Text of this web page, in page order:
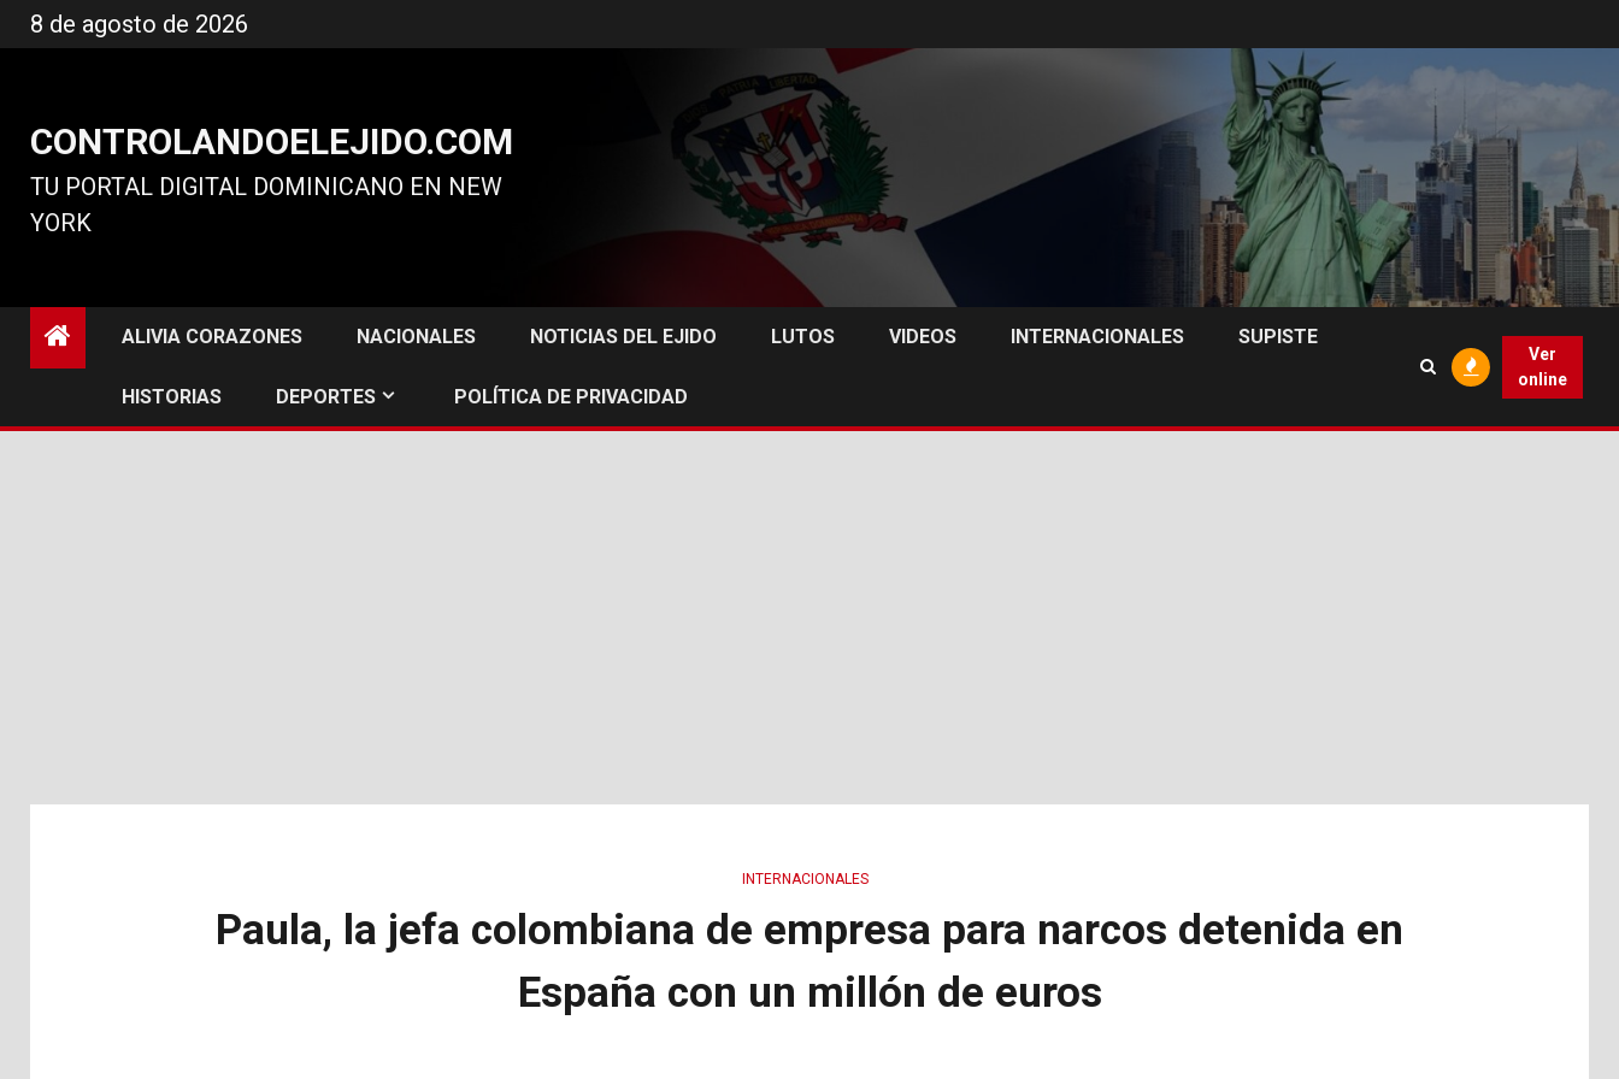
al
8 de agosto de 2026
CONTROLANDOELEJIDO.COM
TU PORTAL DIGITAL DOMINICANO EN NEW
YORK
ALIVIA CORAZONES NACIONALES NOTICIAS DEL EJIDO LUTOS VIDEOS INTERNACIONALES SUPISTE
HISTORIAS DEPORTES POLÍTICA DE PRIVACIDAD
Ver
online
INTERNACIONALES
Paula, la jefa colombiana de empresa para narcos detenida en
España con un millón de euros